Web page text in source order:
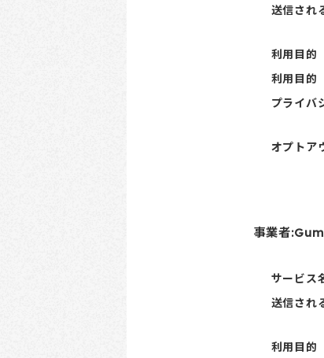
送信され
利用目的
利用目的
プライバ
オプトア
事業者
サービス
送信され
利用目的